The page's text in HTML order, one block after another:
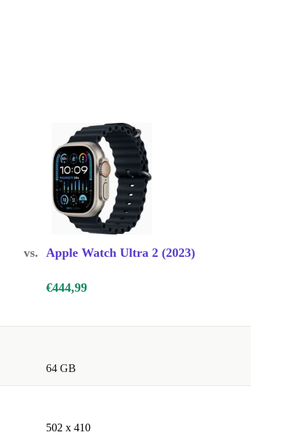
vs. Apple Watch Ultra 2 (2023)
€444,99
64 GB
502 x 410